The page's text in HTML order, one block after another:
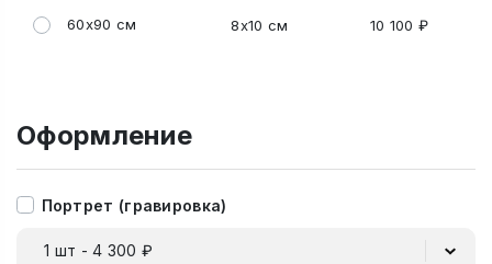
60x90 см 8x10 см 10 100 ₽
Оформление
Портрет (гравировка)
1 шт - 4 300 ₽